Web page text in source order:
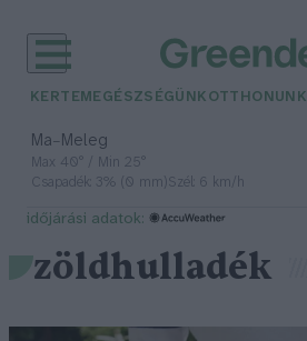
KERTEM EGÉSZSÉGÜNK OTTHONUNK
Ma– Meleg
Max 40° / Min 25°
Csapadék: 3% (0 mm)Szél: 6 km/h
időjárási adatok:
zöldhulladék